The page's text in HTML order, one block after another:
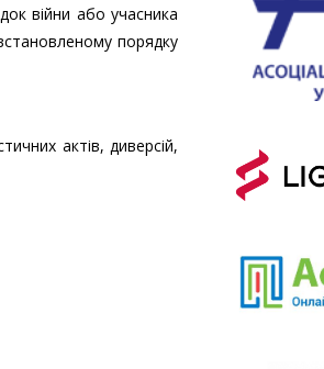
війни або учасника
встановленому порядку
актів, диверсій,